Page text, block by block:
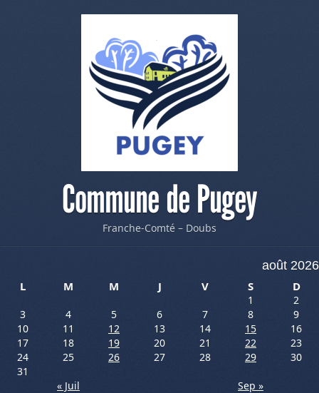
Commune de Pugey
Franche-Comté – Doubs
août 2026
L
M M J V S D
1
2
3
4 5 6 7 8
9
10
11 12 13 14 15
16
17
18 19 20 21 22
23
24
25 26 27 28 29
30
31
« Juil
Sep »